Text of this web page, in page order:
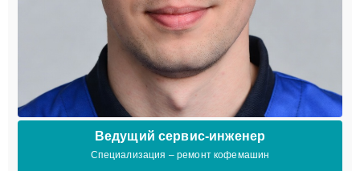
Ведущий сервис-инженер
Специализация – ремонт кофемашин